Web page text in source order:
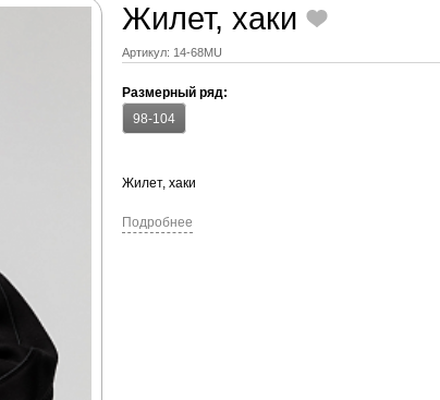
Жилет, хаки
Артикул: 14-68МU
Размерный ряд:
98-104
Жилет, хаки
Подробнее